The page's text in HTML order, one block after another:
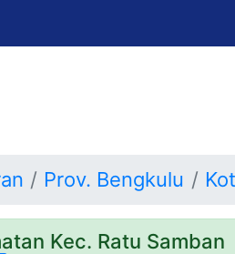
Prov. Bengkulu
Kec. Ratu